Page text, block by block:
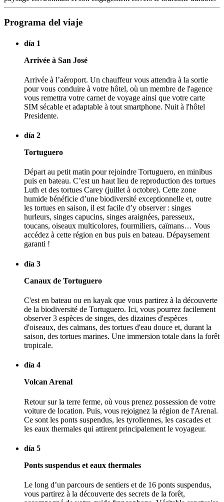
Programa del viaje
día 1
Arrivée à San José
Arrivée à l’aéroport. Un chauffeur vous attendra à la sortie
pour vous conduire à votre hôtel, où un membre de l'agence
vous remettra votre carnet de voyage ainsi que votre carte
SIM sécable et adaptable à tout smartphone. Nuit à l'hôtel
Presidente.
día 2
Tortuguero
Départ au petit matin pour rejoindre Tortuguero, en minibus
puis en bateau. C’est un haut lieu de reproduction des tortues
Luth et des tortues Carey (juillet à octobre). Cette zone
humide bénéficie d’une biodiversité exceptionnelle et, outre
les tortues en saison, il est facile d’y observer : singes
hurleurs, singes capucins, singes araignées, paresseux,
toucans, oiseaux multicolores, fourmiliers, caïmans… Vous
accédez à cette région en bus puis en bateau. Dépaysement
garanti !
día 3
Canaux de Tortuguero
C'est en bateau ou en kayak que vous partirez à la découverte
de la biodiversité de Tortuguero. Ici, vous pourrez facilement
observer 3 espèces de singes, des dizaines d'espèces
d'oiseaux, des caïmans, des tortues d'eau douce et, durant la
saison, des tortues marines. Une immersion totale dans la forêt
tropicale.
día 4
Volcan Arenal
Retour sur la terre ferme, où vous prenez possession de votre
voiture de location. Puis, vous rejoignez la région de l'Arenal.
Ce sont les ponts suspendus, les tyroliennes, les cascades et
les eaux thermales qui attirent principalement le voyageur.
día 5
Ponts suspendus et eaux thermales
Le long d’un parcours de sentiers et de 16 ponts suspendus,
vous partirez à la découverte des secrets de la forêt,